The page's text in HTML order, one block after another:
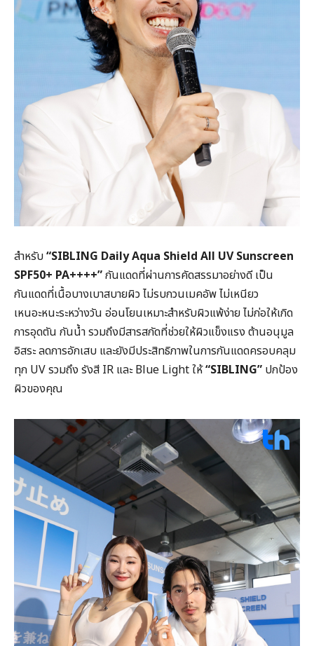
สำหรับ“SIBLING Daily Aqua Shield All UV Sunscreen
SPF50+ PA++++”กันแดดที่ผ่านการคัดสรรมาอย่างดี เป็น
กันแดดที่เนื้อบางเบาสบายผิว ไม่รบกวนเมคอัพ ไม่เหนียว
เหนอะหนะระหว่างวัน อ่อนโยนเหมาะสำหรับผิวแพ้ง่าย ไม่ก่อให้เกิด
การอุดตัน กันน้ำ รวมถึงมีสารสกัดที่ช่วยให้ผิวแข็งแรง ต้านอนุมูล
อิสระ ลดการอักเสบ และยังมีประสิทธิภาพในการกันแดดครอบคลุม
ทุก UV รวมถึง รังสี IR และ Blue Light ให้“SIBLING” ปกป้อง
ผิวของคุณ